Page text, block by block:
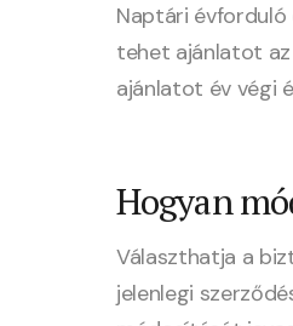
Naptári
tehet ajánlatot
ajánlatot év végi
Hogyan
Választhatja a
jelenlegi